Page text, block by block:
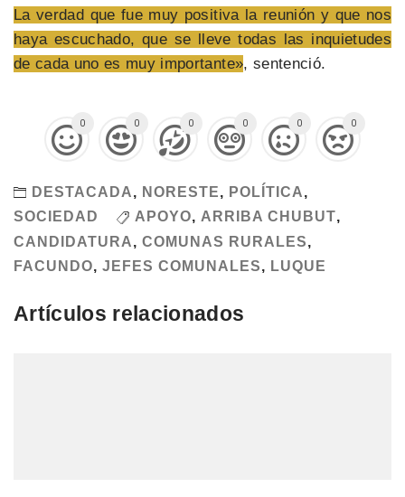
La verdad que fue muy positiva la reunión y que nos
haya escuchado, que se lleve todas las inquietudes
de cada uno es muy importante», sentenció.
0 0 0 0 0 0
DESTACADA, NORESTE, POLÍTICA,
SOCIEDAD
APOYO, ARRIBA CHUBUT,
CANDIDATURA, COMUNAS RURALES,
FACUNDO, JEFES COMUNALES, LUQUE
Artículos relacionados